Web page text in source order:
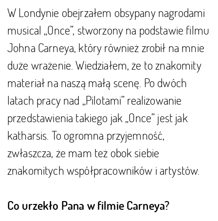
W Londynie obejrzałem obsypany nagrodami
musical „Once”, stworzony na podstawie filmu
Johna Carneya, który również zrobił na mnie
duże wrażenie. Wiedziałem, że to znakomity
materiał na naszą małą scenę. Po dwóch
latach pracy nad „Pilotami” realizowanie
przedstawienia takiego jak „Once” jest jak
katharsis. To ogromna przyjemność,
zwłaszcza, że mam też obok siebie
znakomitych współpracowników i artystów.
Co urzekło Pana w filmie Carneya?